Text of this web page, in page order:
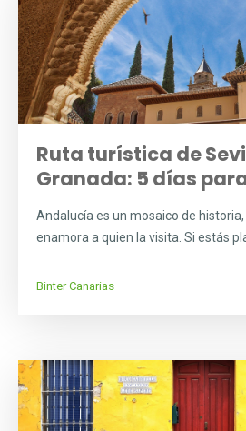
Ruta turística de
Granada: 5 días
Andalucía es un mosaico de
enamora a quien la visita. Si estás
Binter Canarias